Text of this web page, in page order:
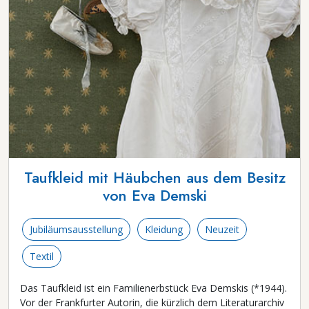
Taufkleid mit Häubchen aus dem Besitz
von Eva Demski
Jubiläumsausstellung Kleidung Neuzeit
Textil
Das Taufkleid ist ein Familienerbstück Eva Demskis (*1944).
Vor der Frankfurter Autorin, die kürzlich dem Literaturarchiv